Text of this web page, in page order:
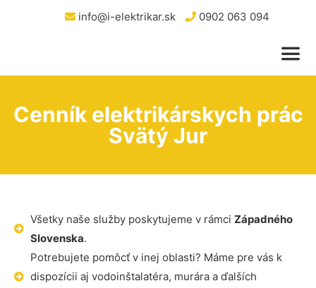
info@i-elektrikar.sk 0902 063 094
Cenník elektrikárskych prác
Svätý Jur
Všetky naše služby poskytujeme v rámci Západného
Slovenska.
Potrebujete pomôcť v inej oblasti? Máme pre vás k
dispozícii aj vodoinštalatéra, murára a ďalších